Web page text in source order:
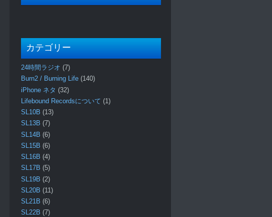
カテゴリー
24時間ラジオ (7)
Burn2 / Burning Life (140)
iPhone ネタ (32)
Lifebound Recordsについて (1)
SL10B (13)
SL13B (7)
SL14B (6)
SL15B (6)
SL16B (4)
SL17B (5)
SL19B (2)
SL20B (11)
SL21B (6)
SL22B (7)